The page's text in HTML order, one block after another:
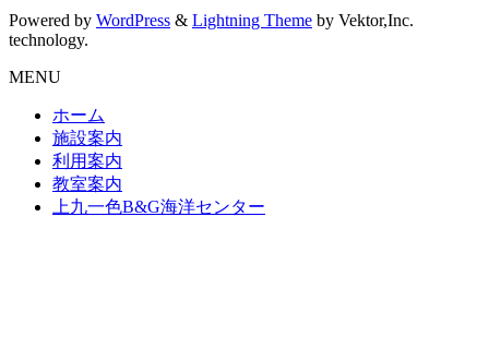
Powered by WordPress & Lightning Theme by Vektor,Inc.
technology.
MENU
ホーム
施設案内
利用案内
教室案内
上九一色B&G海洋センター